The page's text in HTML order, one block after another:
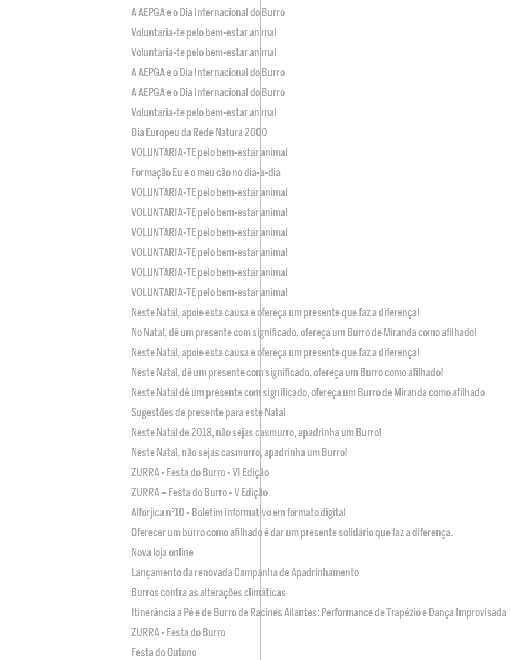
A AEPGA e o Dia Internacional do Burro
Voluntaria-te pelo bem-estar animal
Voluntaria-te pelo bem-estar animal
A AEPGA e o Dia Internacional do Burro
A AEPGA e o Dia Internacional do Burro
Voluntaria-te pelo bem-estar animal
Dia Europeu da Rede Natura 2000
VOLUNTARIA-TE pelo bem-estar animal
Formação Eu e o meu cão no dia-a-dia
VOLUNTARIA-TE pelo bem-estar animal
VOLUNTARIA-TE pelo bem-estar animal
VOLUNTARIA-TE pelo bem-estar animal
VOLUNTARIA-TE pelo bem-estar animal
VOLUNTARIA-TE pelo bem-estar animal
VOLUNTARIA-TE pelo bem-estar animal
Neste Natal, apoie esta causa e ofereça um presente que faz a diferença!
No Natal, dê um presente com significado, ofereça um Burro de Miranda como afilhado!
Neste Natal, apoie esta causa e ofereça um presente que faz a diferença!
Neste Natal, dê um presente com significado, ofereça um Burro como afilhado!
Neste Natal dê um presente com significado, ofereça um Burro de Miranda como afilhado
Sugestões de presente para este Natal
Neste Natal de 2018, não sejas casmurro, apadrinha um Burro!
Neste Natal, não sejas casmurro, apadrinha um Burro!
ZURRA - Festa do Burro - VI Edição
ZURRA – Festa do Burro - V Edição
Alforjica nº10 - Boletim informativo em formato digital
Oferecer um burro como afilhado é dar um presente solidário que faz a diferença.
Nova loja online
Lançamento da renovada Campanha de Apadrinhamento
Burros contra as alterações climáticas
Itinerância a Pé e de Burro de Racines Ailantes: Performance de Trapézio e Dança Improvisada
ZURRA - Festa do Burro
Festa do Outono